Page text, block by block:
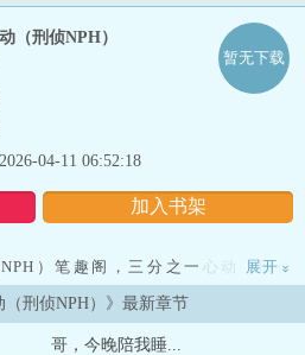
（刑侦NPH）
加入书架
暂无下载
04-11 06:52:18
）笔趣阁，三分之一心动（刑侦
侦NPH）小说，三分之一心动（刑侦
侦NPH）东竹， ? ? ? 母亲在杜颖20
日光鲜的慈善家企业家形象被撕开，
展开 »
（刑侦NPH）》最新章节
哥，今晚陪我睡...